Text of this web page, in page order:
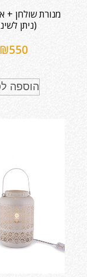
מנורת שולחן +
(ניתן
₪550
הוספה